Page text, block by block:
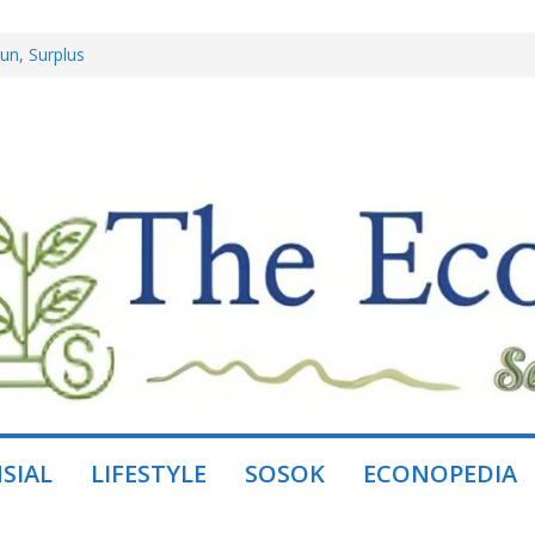
Daya Beli
dan
LIFESTYLE SOSOK ECONOPEDIA